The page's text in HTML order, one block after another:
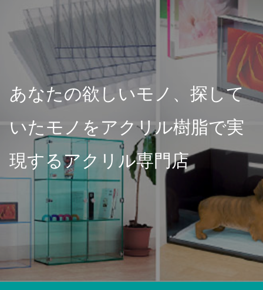
あなたの欲しいモノ、 探して
いたモノをアクリル樹脂で実
現するアクリル専門店